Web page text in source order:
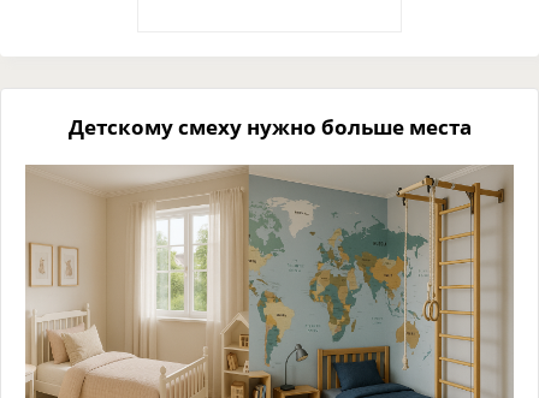
Детскому смеху нужно больше места